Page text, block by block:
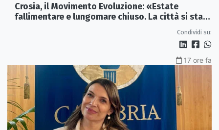
Crosia, il Movimento Evoluzione: «Estate
fallimentare e lungomare chiuso. La città si sta
Condividi su:
17 ore fa